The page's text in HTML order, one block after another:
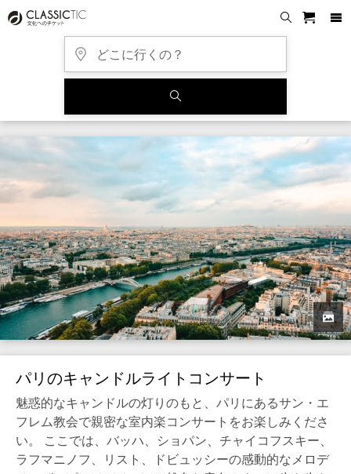
パリのキャンドルライトコンサート
魅惑的なキャンドルの灯りのもと、パリにあるサン・エ
フレム教会で親密な室内楽コンサートをお楽しみくださ
い。 ここでは、バッハ、ショパン、チャイコフスキー、
ラフマニノフ、リスト、ドビュッシーの感動的なメロデ